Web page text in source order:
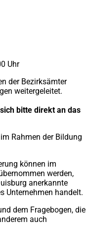
Uhr
der Bezirksämter
weitergeleitet.
bitte direkt an das
Rahmen der Bildung
können im
werden,
anerkannte
Unternehmen handelt.
dem Fragebogen, die
auch